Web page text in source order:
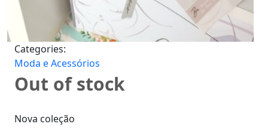
Categories:
Moda e Acessórios
Out of stock
Nova coleção